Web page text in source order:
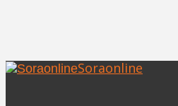
Soraonline